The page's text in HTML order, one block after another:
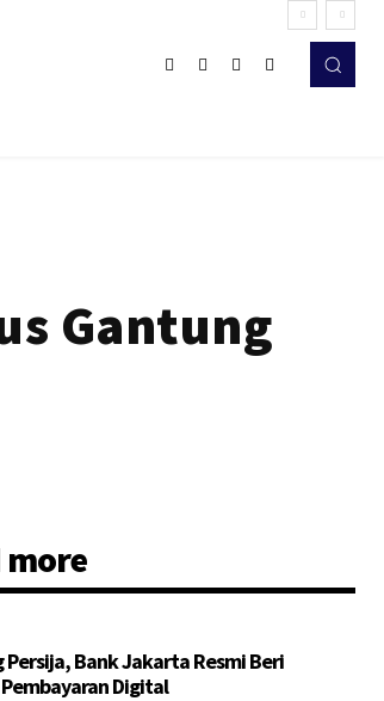
Gantung
more
Persija, Bank Jakarta Resmi Beri
Digital